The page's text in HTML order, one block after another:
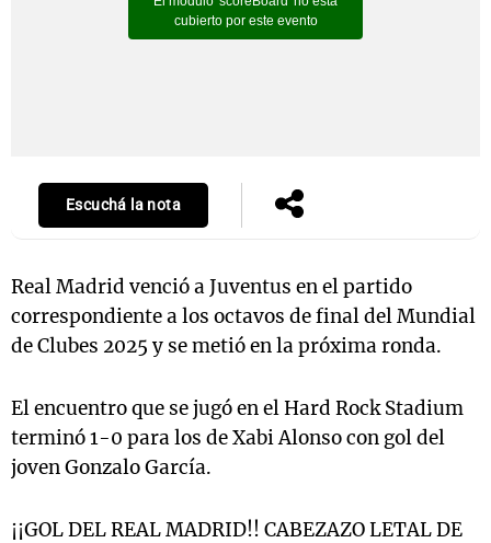
Escuchá la nota
Real Madrid venció a Juventus en el partido
correspondiente a los octavos de final del Mundial
de Clubes 2025 y se metió en la próxima ronda.
El encuentro que se jugó en el Hard Rock Stadium
terminó 1-0 para los de Xabi Alonso con gol del
joven Gonzalo García.
¡¡GOL DEL REAL MADRID!! CABEZAZO LETAL DE
Notas
La Sole en